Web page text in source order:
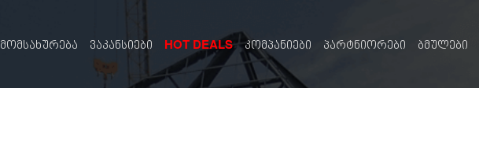
მომსახურება ვაკანსიები HOT DEALS კომპანიები პარტნიორები ბმულები